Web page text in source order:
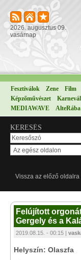
2026. augusztus 09.
vasárnap
Fesztiválok Zene Film
Képzőművészet
Karnevál
MEDIAWAVE
AlteRába
KERESÉS
Vissza az előző oldalra
Felújított
Gergely és a
2019.08.15. - 00:15 |
Helyszín: Olaszfa